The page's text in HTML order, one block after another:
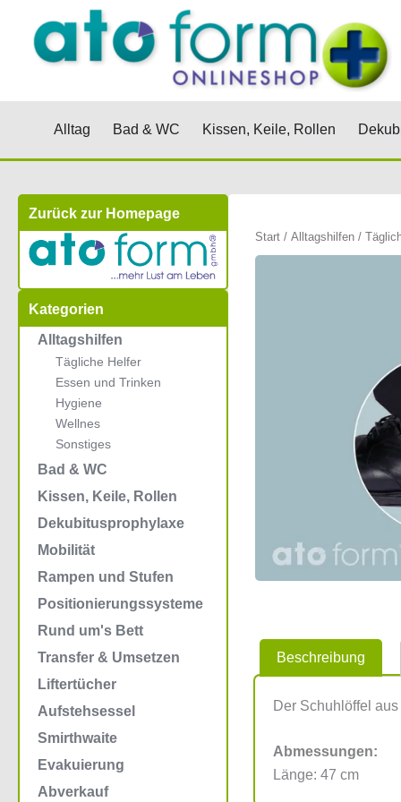
springen
Alltag Öffne Alltag
Bad & WC Öffne Bad & WC
Kissen, Keile, Rollen Öffne
Zurück zur Homepage
Kategorien
Alltagshilfen
Tägliche Helfer
Essen und Trinken
Hygiene
Wellnes
Sonstiges
Bad & WC
Kissen, Keile, Rollen
Dekubitusprophylaxe
Mobilität
Rampen und Stufen
Positionierungssysteme
Rund um's Bett
Transfer & Umsetzen
Liftertücher
Aufstehsessel
Smirthwaite
Evakuierung
Abverkauf
Start/ Alltagshilfen/
Beschreibung
Der Schuhlöffel
Abmessungen:
Länge: 47 cm